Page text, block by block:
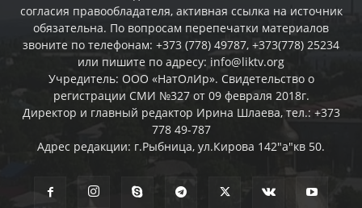
согласия правообладателя, активная ссылка на источник
обязательна. По вопросам перепечатки материалов
звоните по телефонам: +373 (778) 49787, +373(778) 25234
или пишите по адресу: info@liktv.org
Учредитель: ООО «НатОлИр». Свидетельство о
регистрации СМИ №327 от 09 февраля 2018г.
Директор и главный редактор Ирина Шлаева, тел.: +373
778 49-787
Адрес редакции: г.Рыбница, ул.Кирова 142"а"кв 50.